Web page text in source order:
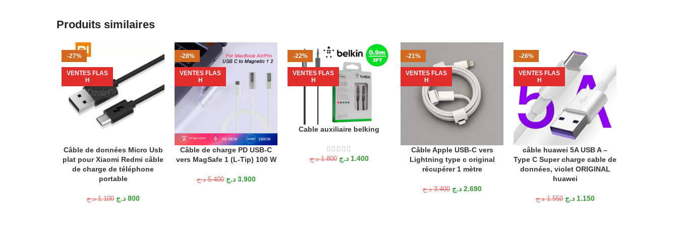
Produits similaires
-27%
VENTES FLAS
H
AJOUTER AU PANIER
Câble de données Micro Usb
plat pour Xiaomi Redmi câble
de charge de téléphone
portable
1.100 د.ج 800 د.ج
-28%
VENTES FLAS
H
AJOUTER AU PANIER
Câble de charge PD USB-C
vers MagSafe 1 (L-Tip) 100 W
5.400 د.ج 3.900 د.ج
-22%
VENTES FLAS
H
AJOUTER AU PANIER
Cable auxiliaire belking
1.800 د.ج 1.400 د.ج
-21%
VENTES FLAS
H
AJOUTER AU PANIER
Câble Apple USB-C vers
Lightning type c original
récupérer 1 mètre
3.400 د.ج 2.690 د.ج
-26%
VENTES FLAS
H
AJOUTER AU PANIER
câble huawei 5A USB A –
Type C Super charge cable de
données, violet ORIGINAL
huawei
1.550 د.ج 1.150 د.ج